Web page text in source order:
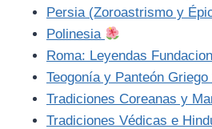
Persia (Zoroastrismo y
Polinesia
Roma: Leyendas
Teogonía y Panteón
Tradiciones Coreanas y
Tradiciones Védicas e